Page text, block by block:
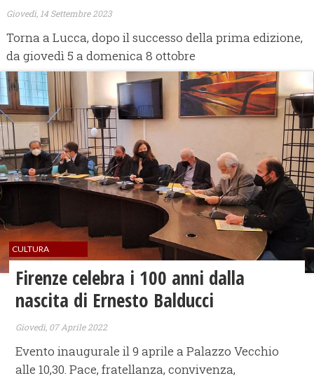
Giovedì, 14 Settembre 2023
Torna a Lucca, dopo il successo della prima edizione,
da giovedì 5 a domenica 8 ottobre
CULTURA
Firenze celebra i 100 anni dalla
nascita di Ernesto Balducci
Giovedì, 07 Aprile 2022
Evento inaugurale il 9 aprile a Palazzo Vecchio
alle 10,30. Pace, fratellanza, convivenza,